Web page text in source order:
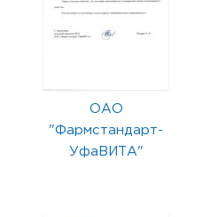
ОАО
"Фармстандарт-
УфаВИТА"